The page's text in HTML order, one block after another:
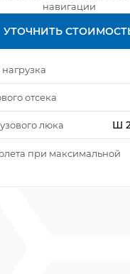
навигации
УТОЧНИТЬ
отсека
люка Ш
при максимальной